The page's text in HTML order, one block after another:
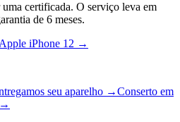
certificada. O serviço leva em
de 6 meses.
Apple iPhone 12 →
seu aparelho →Conserto em
→